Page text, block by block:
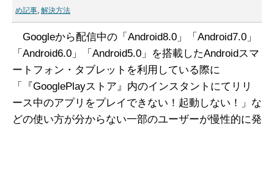
め記事, 解決方法
Googleから配信中の「Android8.0」「Android7.0」
「Android6.0」「Android5.0」を搭載したAndroidスマ
ートフォン・タブレットを利用している際に
「『GooglePlayストア』内のインスタントにてリリ
ース中のアプリをプレイできない！起動しない！」な
どの使い方が分からない一部のユーザーが慢性的に発